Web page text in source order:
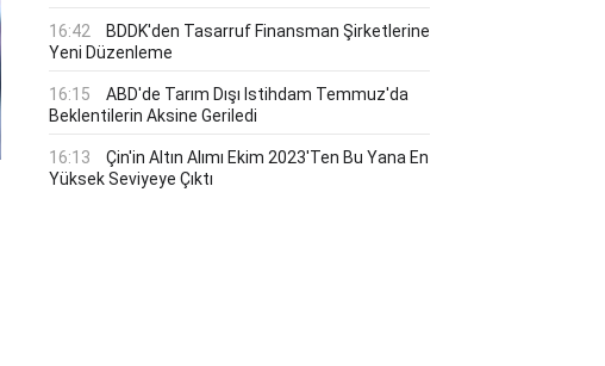
16:42
BDDK'den Tasarruf Finansman Şirketlerine
Yeni Düzenleme
16:15
ABD'de Tarım Dışı Istihdam Temmuz'da
Beklentilerin Aksine Geriledi
16:13
Çin'in Altın Alımı Ekim 2023'ten Bu Yana En
Yüksek Seviyeye Çıktı